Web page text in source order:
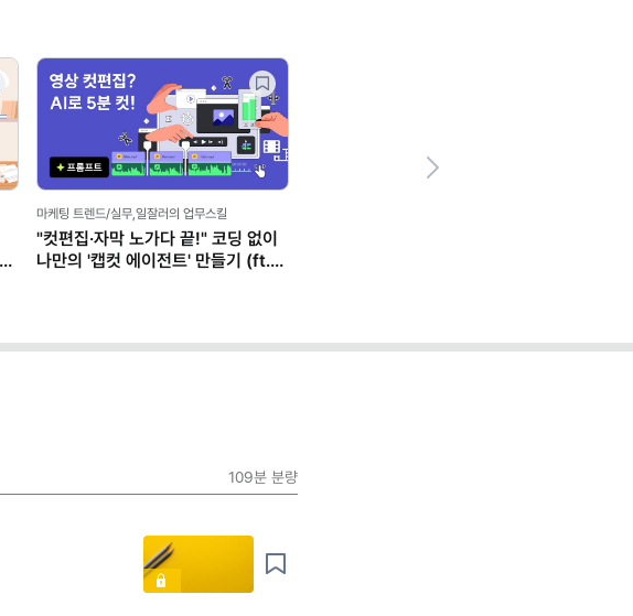
마케팅 트렌드/실무,일잘러의 업무스킬
"컷편집·자막 노가다 끝!" 코딩 없이
나만의 '캡컷 에이전트' 만들기 (ft.
109분 분량